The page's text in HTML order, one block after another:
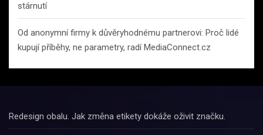
stárnutí
Od anonymní firmy k důvěryhodnému partnerovi: Proč lidé
kupují příběhy, ne parametry, radí MediaConnect.cz
Redesign obalu. Jak změna etikety dokáže oživit značku.